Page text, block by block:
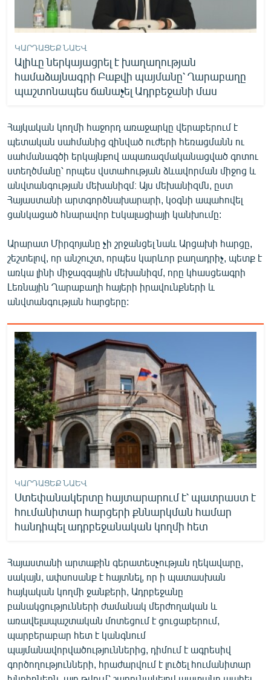
ԿԱՐԴԱՑԵՔ ՆԱԵՎ
Ալիևը ներկայացրել է խաղաղության
համաձայնագրի Բաքվի պայմանը՝ Ղարաբաղը
պաշտոնապես ճանաչել Ադրբեջանի մաս
Հայկական կողմի հաջորդ առաջարկը վերաբերում է
պետական սահմանից զինված ուժերի հեռացմանն ու
սահմանագծի երկայնքով ապառազմականացված գոտու
ստեղծմանը՝ որպես վստահության ձևավորման միջոց և
անվտանգության մեխանիզմ։ Այս մեխանիզմն, ըստ
Հայաստանի արտգործնախարարի, կօգնի ապահովել
ցանկացած հնարավոր էսկալացիայի կանխումը:
Արարատ Միրզոյանը չի շրջանցել նաև Արցախի հարցը,
շեշտելով, որ անշուշտ, որպես կարևոր բաղադրիչ, պետք է
առկա լինի միջազգային մեխանիզմ, որը կհասցեագրի
Լեռնային Ղարաբաղի հայերի իրավունքների և
անվտանգության հարցերը:
ԿԱՐԴԱՑԵՔ ՆԱԵՎ
Ստեփանակերտը հայտարարում է՝ պատրաստ է
հումանիտար հարցերի քննարկման համար
հանդիպել ադրբեջանական կողմի հետ
Հայաստանի արտաքին գերատեսչության ղեկավարը,
սակայն, ափսոսանք է հայտնել, որ ի պատասխան
հայկական կողմի ջանքերի, Ադրբեջանը
բանակցությունների ժամանակ մերժողական և
առավելապաշտական մոտեցում է ցուցաբերում,
պարբերաբար հետ է կանգնում
պայմանավորվածություններից, դիմում է ագրեսիվ
գործողությունների, հրաժարվում է լուծել հումանիտար